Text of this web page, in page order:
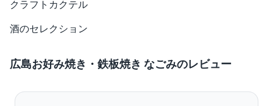
クラフトカクテル
酒のセレクション
広島お好み焼き・鉄板焼き なごみのレビュー